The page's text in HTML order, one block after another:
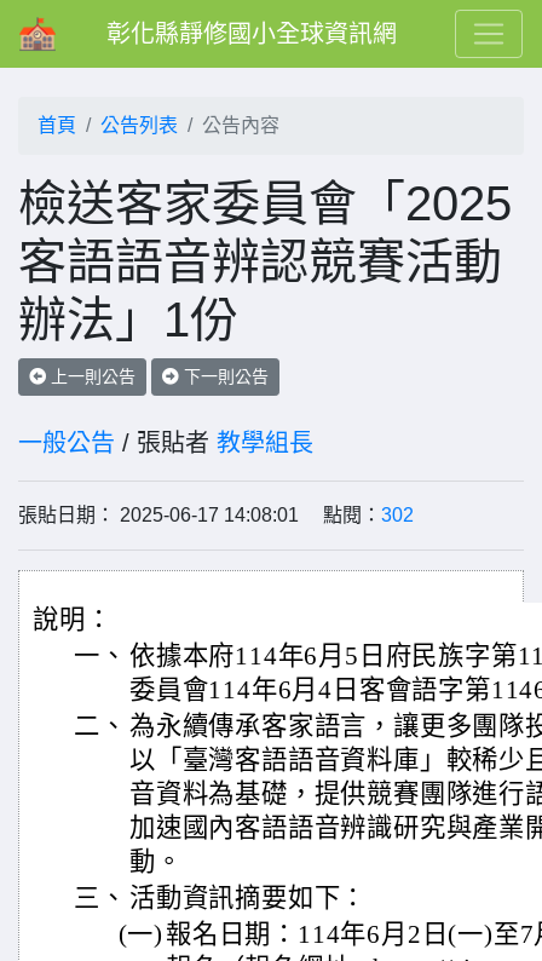
彰化縣靜修國小全球資訊網
首頁 公告列表 公告內容
檢送客家委員會「2025
客語語音辨認競賽活動
辦法」1份
上一則公告 下一則公告
一般公告 / 張貼者 教學組長
張貼日期： 2025-06-17 14:08:01 點閱： 302
說明：
一、 依據本府114年6月5日府民族字第
委員會114年6月4日客會語字第
二、 為永續傳承客家語言，讓更多團隊
以「臺灣客語語音資料庫」較稀少
音資料為基礎，提供競賽團隊進行
加速國內客語語音辨識研究與產業
動。
三、 活動資訊摘要如下：
(一) 報名日期：114年6月2日(一)至